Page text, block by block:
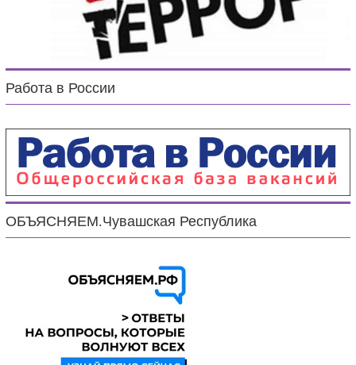
Работа в России
ОБЪЯСНЯЕМ.Чувашская Республика